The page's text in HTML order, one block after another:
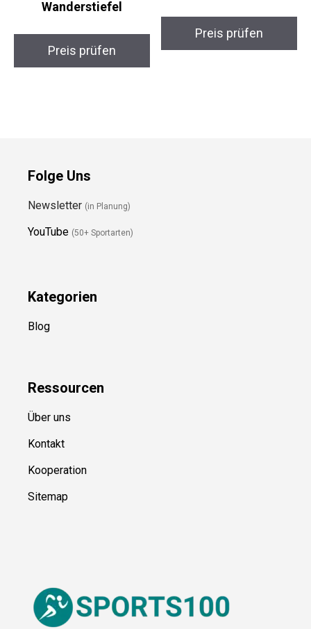
GTX Herren
Preis prüfen
Preis prüfen
Newsletter
Ressource
Über uns
Kontakt
Kooperation